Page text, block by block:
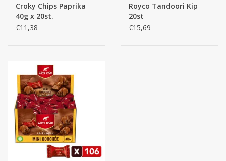
Croky Chips Paprika
40g x 20st.
€11,38
Royco Tandoori Kip
20st
€15,69